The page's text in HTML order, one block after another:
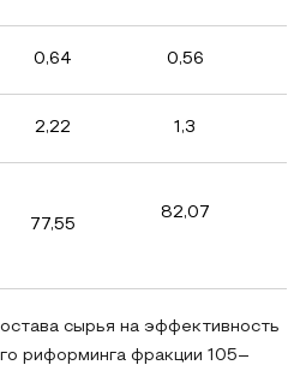
0,64 0,56
2,22 1,3
77,55
82,07
сырья на эффективность
риформинга фракции 105–